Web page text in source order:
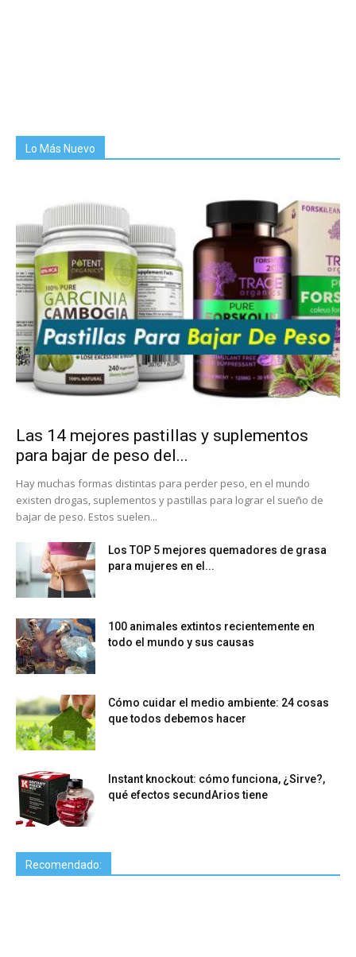
Lo Más Nuevo
Las 14 mejores pastillas y suplementos
para bajar de peso del...
Hay muchas formas distintas para perder peso, en el mundo
existen drogas, suplementos y pastillas para lograr el sueño de
bajar de peso. Estos suelen...
Los TOP 5 mejores quemadores de grasa
para mujeres en el...
100 animales extintos recientemente en
todo el mundo y sus causas
Cómo cuidar el medio ambiente: 24 cosas
que todos debemos hacer
Instant knockout: cómo funciona, ¿Sirve?,
qué efectos secundArios tiene
Recomendado: